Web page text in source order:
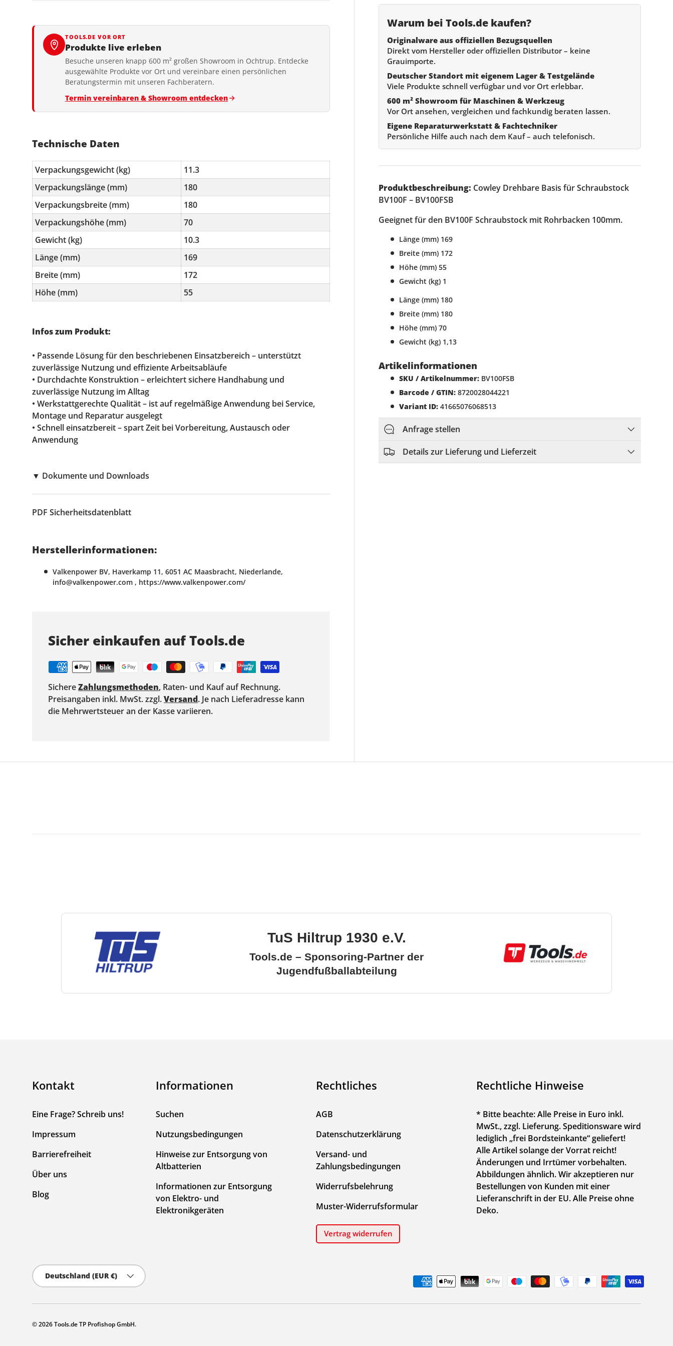
Warum bei Tools.de kaufen?
Originalware aus offiziellen Bezugsquellen
Direkt vom Hersteller oder offiziellen Distributor – keine
Grauimporte.
Deutscher Standort mit eigenem Lager & Testgelände
Viele Produkte schnell verfügbar und vor Ort erlebbar.
600 m² Showroom für Maschinen & Werkzeug
Vor Ort ansehen, vergleichen und fachkundig beraten lassen.
Eigene Reparaturwerkstatt & Fachtechniker
Persönliche Hilfe auch nach dem Kauf – auch telefonisch.
Produktbeschreibung: Cowley Drehbare Basis für Schraubstock
BV100F – BV100FSB
Geeignet für den BV100F Schraubstock mit Rohrbacken 100mm.
Länge (mm) 169
Breite (mm) 172
Höhe (mm) 55
Gewicht (kg) 1
Länge (mm) 180
Breite (mm) 180
Höhe (mm) 70
Gewicht (kg) 1,13
Artikelinformationen
SKU / Artikelnummer: BV100FSB
Barcode / GTIN: 8720028044221
Variant ID: 41665076068513
Anfrage stellen
Details zur Lieferung und Lieferzeit
TOOLS.DE VOR ORT
Produkte live erleben
Besuche unseren knapp 600 m² großen Showroom in Ochtrup. Entdecke
ausgewählte Produkte vor Ort und vereinbare einen persönlichen
Beratungstermin mit unseren Fachberatern.
Termin vereinbaren & Showroom entdecken
Technische Daten
Verpackungsgewicht (kg)
11.3
Verpackungslänge (mm)
180
Verpackungsbreite (mm)
180
Verpackungshöhe (mm)
70
Gewicht (kg)
10.3
Länge (mm)
169
Breite (mm)
172
Höhe (mm)
55
Infos zum Produkt:
• Passende Lösung für den beschriebenen Einsatzbereich – unterstützt
zuverlässige Nutzung und effiziente Arbeitsabläufe
• Durchdachte Konstruktion – erleichtert sichere Handhabung und
zuverlässige Nutzung im Alltag
• Werkstattgerechte Qualität – ist auf regelmäßige Anwendung bei Service,
Montage und Reparatur ausgelegt
• Schnell einsatzbereit – spart Zeit bei Vorbereitung, Austausch oder
Anwendung
▼ Dokumente und Downloads
PDF Sicherheitsdatenblatt
Herstellerinformationen:
Valkenpower BV, Haverkamp 11, 6051 AC Maasbracht, Niederlande,
info@valkenpower.com , https://www.valkenpower.com/
Sicher einkaufen auf Tools.de
SichereZahlungsmethoden, Raten- und Kauf auf Rechnung.
Preisangaben inkl. MwSt. zzgl.Versand. Je nach Lieferadresse kann
die Mehrwertsteuer an der Kasse variieren.
TuS Hiltrup 1930 e.V.
Tools.de – Sponsoring-Partner der
Jugendfußballabteilung
Kontakt
Eine Frage? Schreib uns!
Impressum
Barrierefreiheit
Über uns
Blog
Informationen
Suchen
Nutzungsbedingungen
Hinweise zur Entsorgung von
Altbatterien
Informationen zur Entsorgung
von Elektro- und
Elektronikgeräten
Rechtliches
AGB
Datenschutzerklärung
Versand- und
Zahlungsbedingungen
Widerrufsbelehrung
Muster-Widerrufsformular
Vertrag widerrufen
Rechtliche Hinweise
* Bitte beachte: Alle Preise in Euro inkl.
MwSt., zzgl. Lieferung. Speditionsware wird
lediglich „frei Bordsteinkante“ geliefert!
Alle Artikel solange der Vorrat reicht!
Änderungen und Irrtümer vorbehalten.
Abbildungen ähnlich. Wir akzeptieren nur
Bestellungen von Kunden mit einer
Lieferanschrift in der EU. Alle Preise ohne
Deko.
Land/Region
Deutschland (EUR €)
© 2026Tools.de TP Profishop GmbH.